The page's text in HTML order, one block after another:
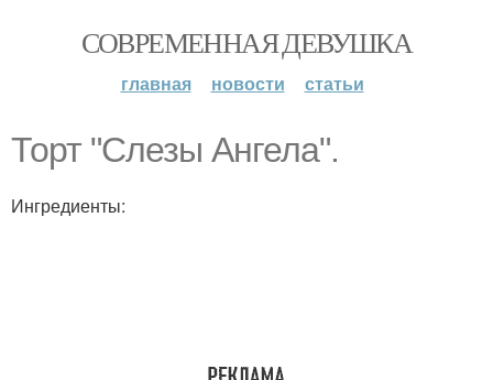
СОВРЕМЕННАЯ ДЕВУШКА
главная новости статьи
Торт "Слезы Ангела".
Ингредиенты: